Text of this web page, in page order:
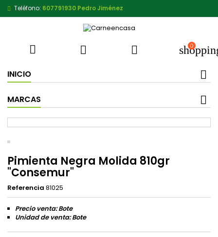
Teléfono: 607791930 Pedro Jiménez
   0
INICIO
MARCAS
Pimienta Negra Molida 810gr
"Consemur"
Referencia 81025
Precio venta: Bote
Unidad de venta: Bote